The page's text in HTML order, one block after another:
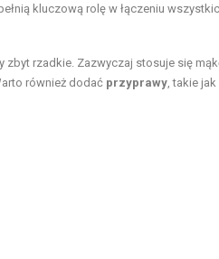
kluczową rolę w łączeniu
zbyt rzadkie. Zazwyczaj stosuje się
również dodać przyprawy, takie